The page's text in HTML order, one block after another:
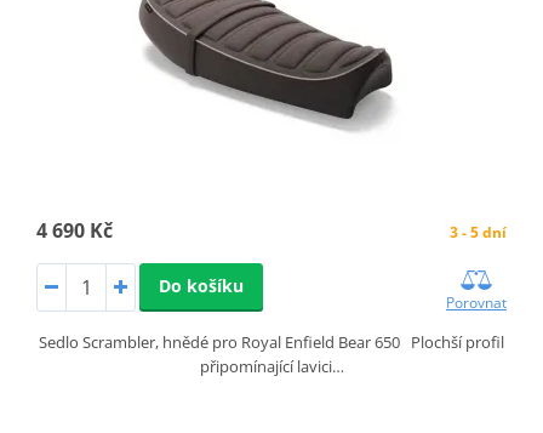
4 690 Kč 3 - 5 dní
Do košíku
Porovnat
Sedlo Scrambler, hnědé pro Royal Enfield Bear 650 Plochší profil
připomínající lavici…